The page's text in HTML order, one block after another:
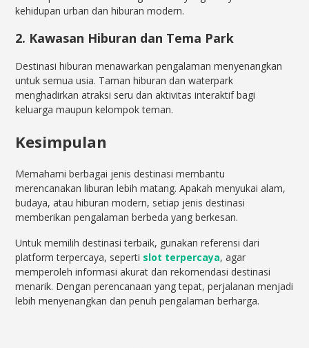
kehidupan urban dan hiburan modern.
2. Kawasan Hiburan dan Tema Park
Destinasi hiburan menawarkan pengalaman menyenangkan
untuk semua usia. Taman hiburan dan waterpark
menghadirkan atraksi seru dan aktivitas interaktif bagi
keluarga maupun kelompok teman.
Kesimpulan
Memahami berbagai jenis destinasi membantu
merencanakan liburan lebih matang. Apakah menyukai alam,
budaya, atau hiburan modern, setiap jenis destinasi
memberikan pengalaman berbeda yang berkesan.
Untuk memilih destinasi terbaik, gunakan referensi dari
platform terpercaya, seperti slot terpercaya, agar
memperoleh informasi akurat dan rekomendasi destinasi
menarik. Dengan perencanaan yang tepat, perjalanan menjadi
lebih menyenangkan dan penuh pengalaman berharga.